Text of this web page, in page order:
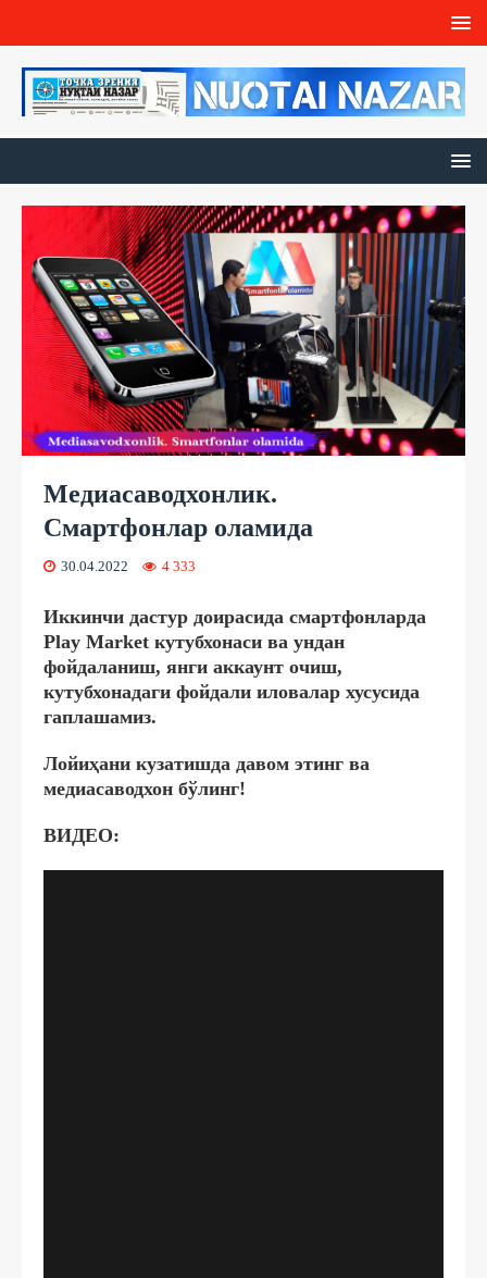
Медиасаводхонлик.
Смартфонлар оламида
30.04.2022 4 333
Иккинчи дастур доирасида смартфонларда
Play Market кутубхонаси ва ундан
фойдаланиш, янги аккаунт очиш,
кутубхонадаги фойдали иловалар хусусида
гаплашамиз.
Лойиҳани кузатишда давом этинг ва
медиасаводхон бўлинг!
ВИДЕО: